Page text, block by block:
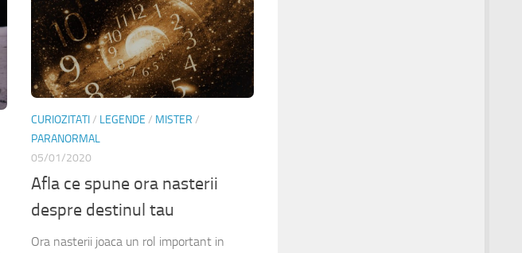
CURIOZITATI/ LEGENDE / MISTER /
PARANORMAL
05/01/2020
Afla ce spune ora nasterii
despre destinul tau
Ora nasterii joaca un rol important in